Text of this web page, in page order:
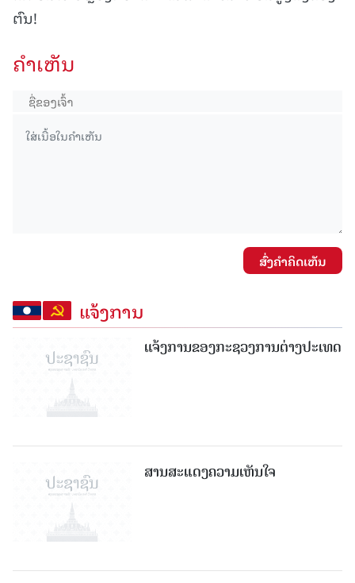
ຕົນ!
ຄໍາເຫັນ
ສົ່ງຄໍາຄິດເຫັນ
ແຈ້ງການ
ແຈ້ງການຂອງກະຊວງການຕ່າງປະເທດ
ສານສະແດງຄວາມເຫັນໃຈ